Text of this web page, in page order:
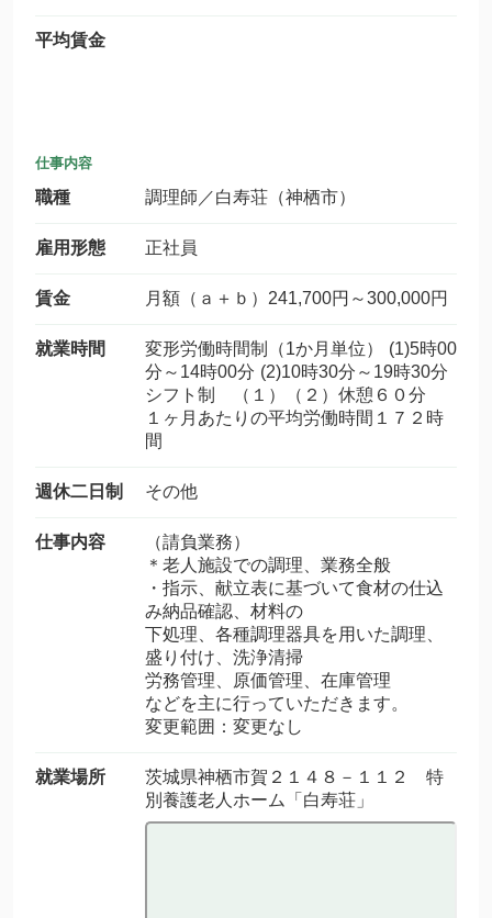
平均賃金
仕事内容
職種 調理師／白寿荘（神栖市）
雇用形態 正社員
賃金 月額（ａ＋ｂ）241,700円～300,000円
就業時間
変形労働時間制（1か月単位） (1)5時00
分～14時00分 (2)10時30分～19時30分
シフト制 （１）（２）休憩６０分
１ヶ月あたりの平均労働時間１７２時
間
週休二日制 その他
仕事内容
（請負業務）
＊老人施設での調理、業務全般
・指示、献立表に基づいて食材の仕込
み納品確認、材料の
下処理、各種調理器具を用いた調理、
盛り付け、洗浄清掃
労務管理、原価管理、在庫管理
などを主に行っていただきます。
変更範囲：変更なし
就業場所
茨城県神栖市賀２１４８－１１２ 特
別養護老人ホーム「白寿荘」